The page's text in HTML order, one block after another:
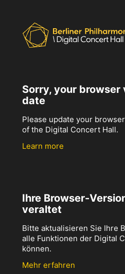
Sorry, your browser
date
Please update your
of the Digital Concert Hall.
Learn more
Ihre Browser-
veraltet
Bitte aktualisieren Sie Ihre
alle Funktionen der Digital
können.
Mehr erfahren